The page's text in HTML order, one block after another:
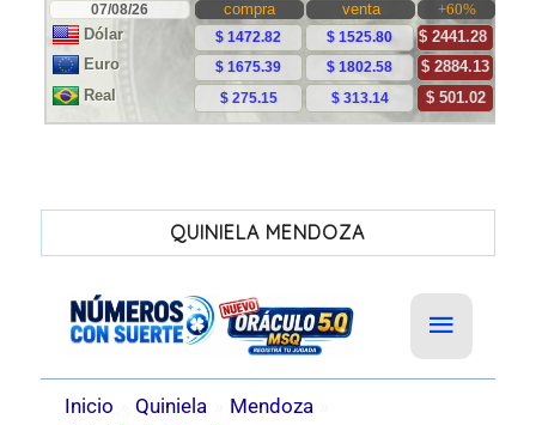
QUINIELA MENDOZA